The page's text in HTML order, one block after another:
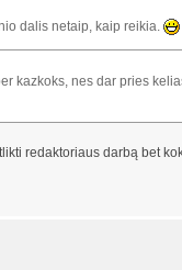
dalis netaip, kaip reikia.
kazkoks, nes dar pries
redaktoriaus darbą bet